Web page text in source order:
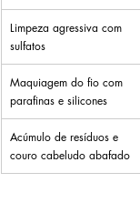
Limpeza agressiva com
sulfatos
Maquiagem do fio com
parafinas e silicones
Acúmulo de resíduos e
couro cabeludo abafado